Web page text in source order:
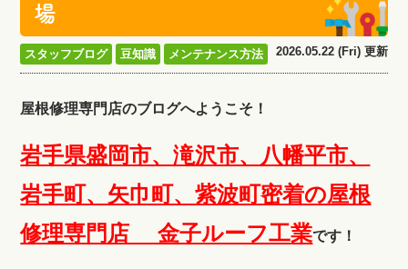
場
スタッフブログ 豆知識 メンテナンス方法 2026.05.22 (Fri) 更新
屋根修理専門店のブログへようこそ！
岩手県盛岡市、滝沢市、八幡平市、
岩手町、矢巾町、紫波町密着の屋根
修理専門店 金子ルーフ工業です！